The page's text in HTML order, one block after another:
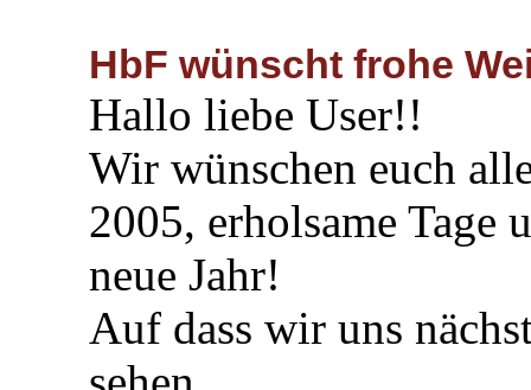
HbF wünscht frohe
Hallo liebe User!!
Wir wünschen euch
2005, erholsame Tage
neue Jahr!
Auf dass wir uns